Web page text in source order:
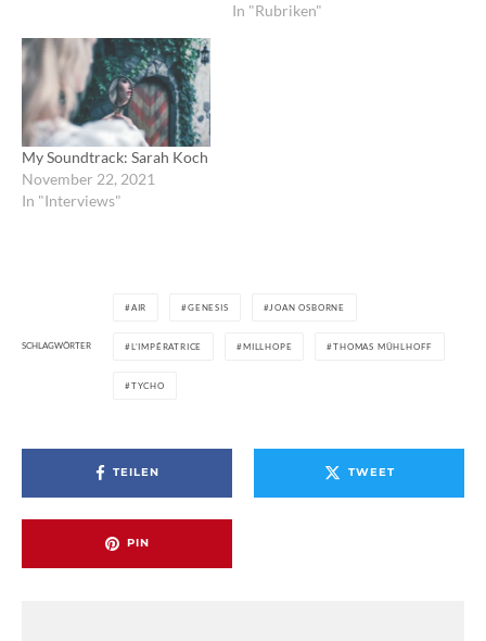
In "Rubriken"
My Soundtrack: Sarah Koch
November 22, 2021
In "Interviews"
SCHLAGWÖRTER
AIR GENESIS JOAN OSBORNE
L’IMPÉRATRICE MILLHOPE THOMAS MÜHLHOFF
TYCHO
TEILEN TWEET
PIN